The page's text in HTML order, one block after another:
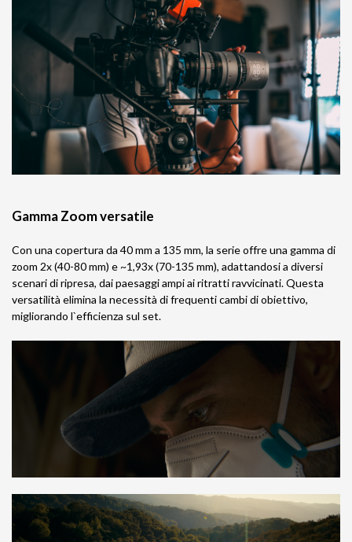
Gamma Zoom versatile
Con una copertura da 40 mm a 135 mm, la serie offre una gamma di
zoom 2x (40-80 mm) e ~1,93x (70-135 mm), adattandosi a diversi
scenari di ripresa, dai paesaggi ampi ai ritratti ravvicinati. Questa
versatilità elimina la necessità di frequenti cambi di obiettivo,
migliorando l`efficienza sul set.